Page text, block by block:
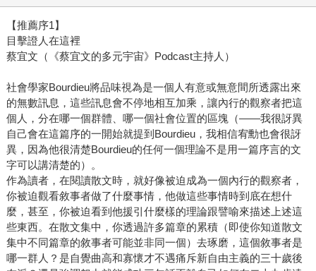
【推薦序1】
目擊證人在這裡
蔡宜文（《蔡宜文的多元宇宙》Podcast主持人）
社會學家Bourdieu將品味視為是一個人有意或無意間所透露出來
的無數訊息，這些訊息會不停地相互加乘，讓內行的觀察者把這
個人，分在哪一個群體、哪一個社會位置的區塊（——我很訝異
自己會在這篇序的一開始就提到Bourdieu，我相信宥勳也會很訝
異，因為他很清楚Bourdieu的任何一個理論不是用一篇序言的文
字可以講清楚的）。
作為讀者，在閱讀散文時，就好像被迫成為一個內行的觀察者，
你被迫觀看敘事者做了什麼事情，他做這些事情時到底在想什
麼，甚至，你被迫看到他援引什麼樣的理論跟譬喻來描述上述這
些東西。在散文集中，你透過許多篇章的累積（即使你知道散文
集中不同篇章的敘事者可能並非同一個）去琢磨，這個敘事者是
哪一群人？是自覺曲高和寡懷才不遇痛斥新自由主義的三十歲後